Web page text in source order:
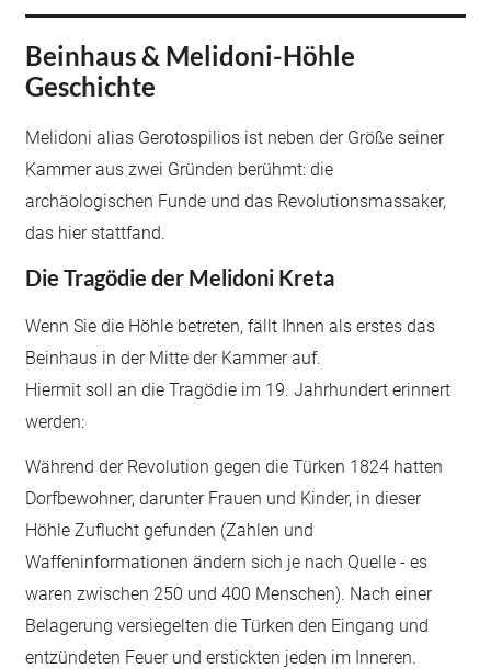
Beinhaus & Melidoni-Höhle
Geschichte
Melidoni alias Gerotospilios ist neben der Größe seiner
Kammer aus zwei Gründen berühmt: die
archäologischen Funde und das Revolutionsmassaker,
das hier stattfand.
Die Tragödie der Melidoni Kreta
Wenn Sie die Höhle betreten, fällt Ihnen als erstes das
Beinhaus in der Mitte der Kammer auf.
Hiermit soll an die Tragödie im 19. Jahrhundert erinnert
werden:
Während der Revolution gegen die Türken 1824 hatten
Dorfbewohner, darunter Frauen und Kinder, in dieser
Höhle Zuflucht gefunden (Zahlen und
Waffeninformationen ändern sich je nach Quelle - es
waren zwischen 250 und 400 Menschen). Nach einer
Belagerung versiegelten die Türken den Eingang und
entzündeten Feuer und erstickten jeden im Inneren.